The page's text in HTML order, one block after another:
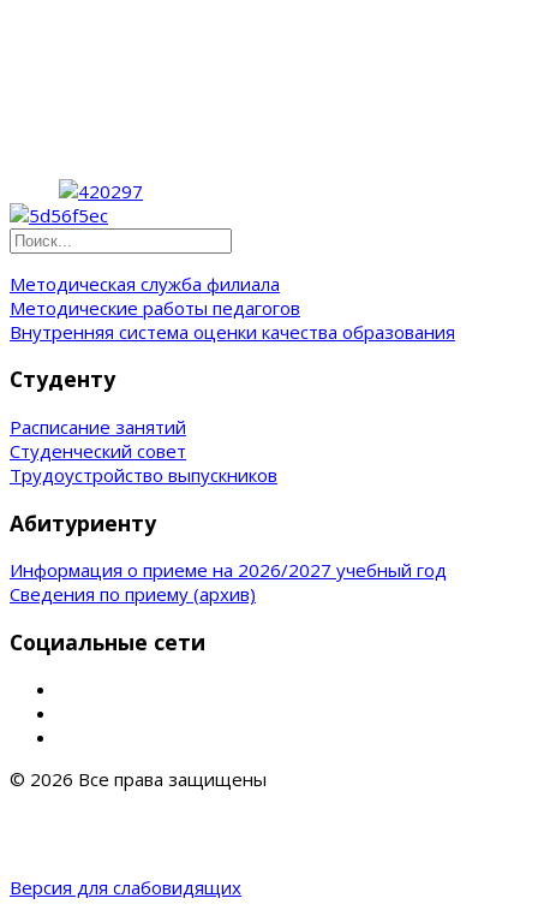
Методическая служба филиала
Методические работы педагогов
Внутренняя система оценки качества образования
Студенту
Расписание занятий
Студенческий совет
Трудоустройство выпускников
Абитуриенту
Информация о приеме на 2026/2027 учебный год
Сведения по приему (архив)
Социальные сети
© 2026 Все права защищены
Версия для слабовидящих